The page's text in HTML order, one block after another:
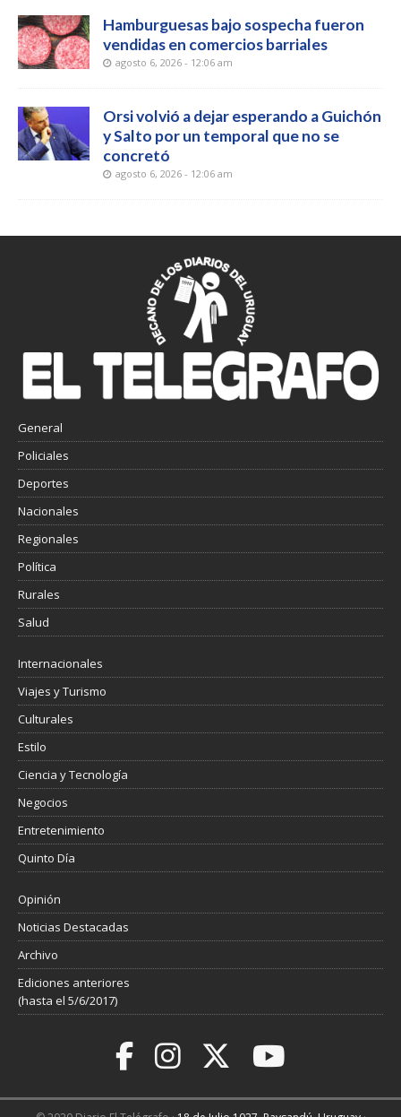
Hamburguesas bajo sospecha fueron
vendidas en comercios barriales
agosto 6, 2026 - 12:06 am
Orsi volvió a dejar esperando a Guichón
y Salto por un temporal que no se
concretó
agosto 6, 2026 - 12:06 am
General
Policiales
Deportes
Nacionales
Regionales
Política
Rurales
Salud
Internacionales
Viajes y Turismo
Culturales
Estilo
Ciencia y Tecnología
Negocios
Entretenimiento
Quinto Día
Opinión
Noticias Destacadas
Archivo
Ediciones anteriores
(hasta el 5/6/2017)